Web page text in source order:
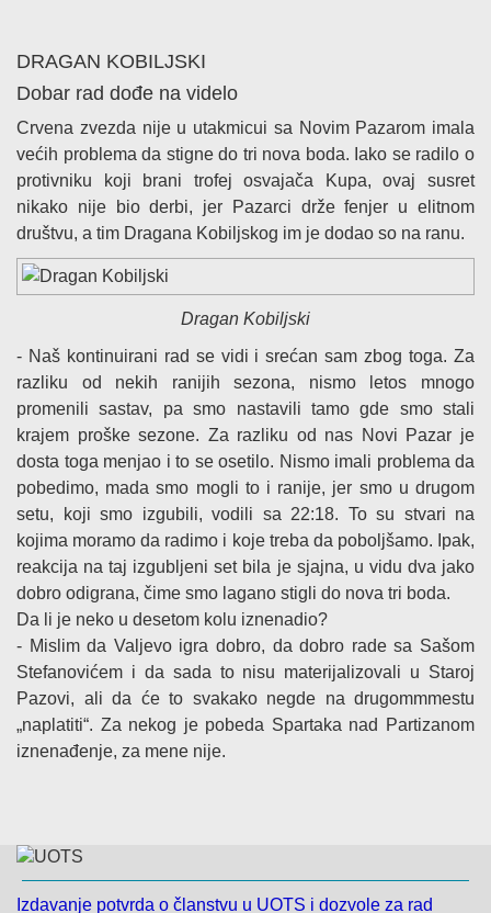
DRAGAN KOBILJSKI
Dobar rad dođe na videlo
Crvena zvezda nije u utakmicui sa Novim Pazarom imala
većih problema da stigne do tri nova boda. Iako se radilo o
protivniku koji brani trofej osvajača Kupa, ovaj susret
nikako nije bio derbi, jer Pazarci drže fenjer u elitnom
društvu, a tim Dragana Kobiljskog im je dodao so na ranu.
Dragan Kobiljski
- Naš kontinuirani rad se vidi i srećan sam zbog toga. Za
razliku od nekih ranijih sezona, nismo letos mnogo
promenili sastav, pa smo nastavili tamo gde smo stali
krajem proške sezone. Za razliku od nas Novi Pazar je
dosta toga menjao i to se osetilo. Nismo imali problema da
pobedimo, mada smo mogli to i ranije, jer smo u drugom
setu, koji smo izgubili, vodili sa 22:18. To su stvari na
kojima moramo da radimo i koje treba da poboljšamo. Ipak,
reakcija na taj izgubljeni set bila je sjajna, u vidu dva jako
dobro odigrana, čime smo lagano stigli do nova tri boda.
Da li je neko u desetom kolu iznenadio?
- Mislim da Valjevo igra dobro, da dobro rade sa Sašom
Stefanovićem i da sada to nisu materijalizovali u Staroj
Pazovi, ali da će to svakako negde na drugommmestu
„naplatiti“. Za nekog je pobeda Spartaka nad Partizanom
iznenađenje, za mene nije.
Izdavanje potvrda o članstvu u UOTS i dozvole za rad